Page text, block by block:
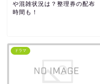
や混雑状況は？整理券の配布
時間も！
ドラマ